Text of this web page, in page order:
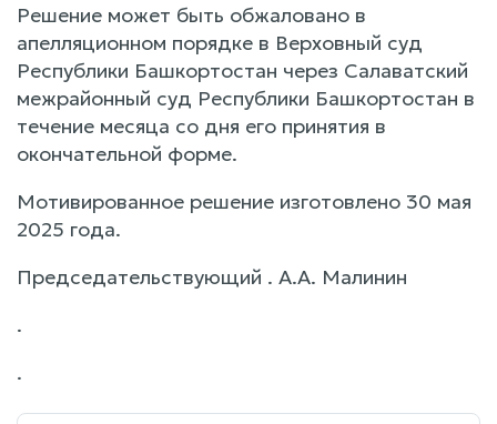
Решение может быть обжаловано в
апелляционном порядке в Верховный суд
Республики Башкортостан через Салаватский
межрайонный суд Республики Башкортостан в
течение месяца со дня его принятия в
окончательной форме.
Мотивированное решение изготовлено 30 мая
2025 года.
Председательствующий . А.А. Малинин
.
.